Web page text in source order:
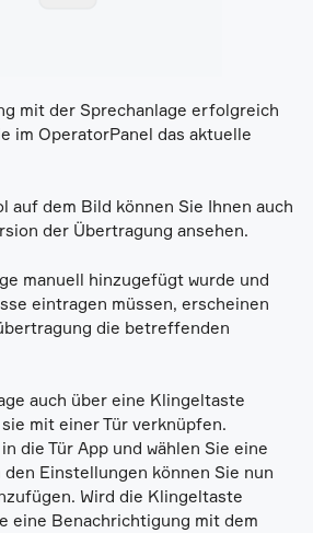
mit der Sprechanlage erfolgreich
im OperatorPanel das aktuelle
auf dem Bild können Sie Ihnen auch
der Übertragung ansehen.
manuell hinzugefügt wurde und
eintragen müssen, erscheinen
die betreffenden
auch über eine Klingeltaste
mit einer Tür verknüpfen.
die Tür App und wählen Sie eine
den Einstellungen können Sie nun
Wird die Klingeltaste
eine Benachrichtigung mit dem